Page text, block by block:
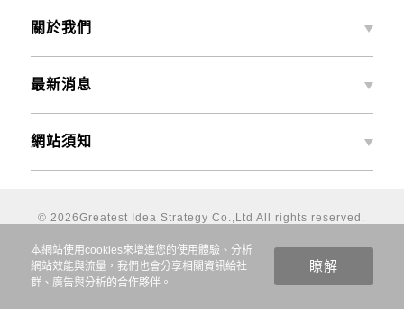
本網站使用cookies來增進您的使用體驗、分析
網站效能與流量，我們也會分享相關資訊給社
群、廣告與分析的合作夥伴。
關於我們
最新消息
網站須知
© 2026Greatest Idea Strategy Co.,Ltd All rights reserved.
本網站建議使用Chrome、FireFox、Edge等瀏覽器及以
1920x1080解析度，以獲得最佳瀏覽體驗